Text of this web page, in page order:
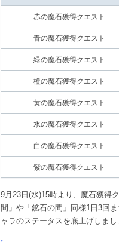
赤の魔石獲得クエスト
青の魔石獲得クエスト
緑の魔石獲得クエスト
橙の魔石獲得クエスト
黄の魔石獲得クエスト
水の魔石獲得クエスト
白の魔石獲得クエスト
紫の魔石獲得クエスト
9月23日(水)15時より、魔石獲得
間」や「鉱石の間」同様1日3回
ャラのステータスを底上げしまし